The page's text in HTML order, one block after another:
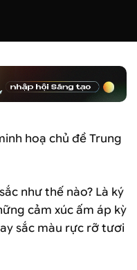
hoạ chủ đề Trung
như thế nào? Là ký
cảm xúc ấm áp kỳ
sắc màu rực rỡ tươi